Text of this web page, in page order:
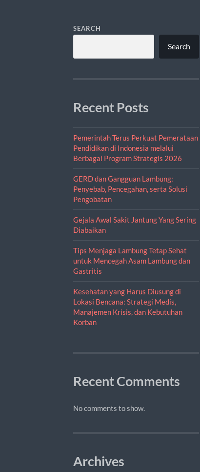
SEARCH
Search
Recent Posts
Pemerintah Terus Perkuat Pemerataan
Pendidikan di Indonesia melalui
Berbagai Program Strategis 2026
GERD dan Gangguan Lambung:
Penyebab, Pencegahan, serta Solusi
Pengobatan
Gejala Awal Sakit Jantung Yang Sering
Diabaikan
Tips Menjaga Lambung Tetap Sehat
untuk Mencegah Asam Lambung dan
Gastritis
Kesehatan yang Harus Diusung di
Lokasi Bencana: Strategi Medis,
Manajemen Krisis, dan Kebutuhan
Korban
Recent Comments
No comments to show.
Archives